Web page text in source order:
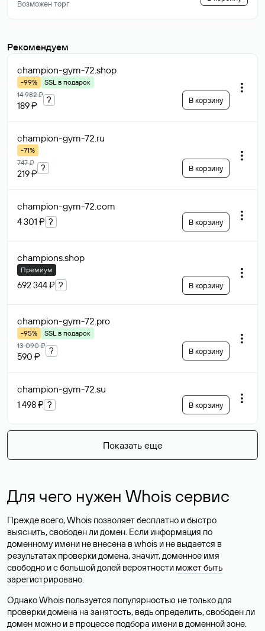
Возможен торг
Рекомендуем
champion-gym-72.shop
-99%
SSL в подарок
14 982 ₽
189 ₽
? В корзину
champion-gym-72.ru
-71%
747 ₽
219 ₽
? В корзину
champion-gym-72.com
4 301 ₽ ? В корзину
champions.shop
Премиум
692 344 ₽ ? В корзину
champion-gym-72.pro
-95%
SSL в подарок
13 090 ₽
590 ₽
? В корзину
champion-gym-72.su
1 498 ₽ ? В корзину
Показать еще
Для чего нужен Whois сервис
Прежде всего, Whois позволяет бесплатно и быстро
выяснить, свободен ли домен. Если информация по
доменному имени не внесена в whois и не выдается в
результатах проверки домена, значит, доменное имя
свободно и с большой долей вероятности может быть
зарегистрировано.
Однако Whois пользуется популярностью не только для
проверки домена на занятость, ведь определить, свободен ли
домен можно и в процессе подбора имени в доменной зоне.